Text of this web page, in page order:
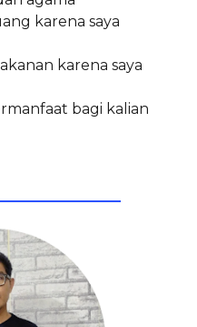
karena saya
karena saya
bagi kalian